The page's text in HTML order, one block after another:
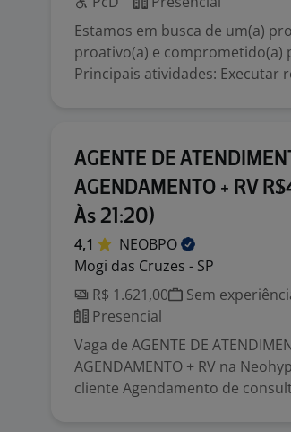
Estamos em busca de um(a)
proativo(a) e comprometido(a)
Principais atividades: Executar
AGENTE DE
AGENDAMENTO + RV
Às 21:20)
4,1
NEOBPO
Mogi das Cruzes - SP
R$ 1.621,00
Sem
Presencial
Vaga de AGENTE DE
AGENDAMENTO + RV na
cliente Agendamento de